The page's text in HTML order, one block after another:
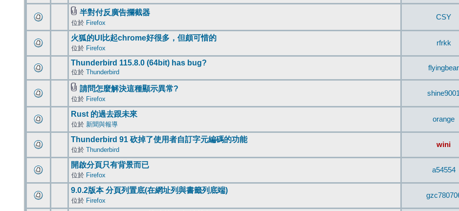
半對付反廣告攔截器
位於 Firefox
CSY
火狐的UI比起chrome好很多，但頗可惜的
位於 Firefox
rfrkk
Thunderbird 115.8.0 (64bit) has bug?
位於 Thunderbird
flyingbear
請問怎麼解決這種顯示異常?
位於 Firefox
shine9001
Rust 的過去跟未來
位於 新聞與報導
orange
Thunderbird 91 砍掉了使用者自訂字元編碼的功能
位於 Thunderbird
wini
開啟分頁只有背景而已
位於 Firefox
a54554
9.0.2版本 分頁列置底(在網址列與書籤列底端)
位於 Firefox